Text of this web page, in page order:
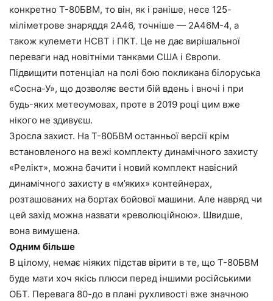
конкретно Т-80БВМ, то він, як і раніше, несе 125-
міліметрове знаряддя 2А46, точніше — 2А46М-4, а
також кулемети НСВТ і ПКТ. Це не дає вирішальної
переваги над новітніми танками США і Європи.
Підвищити потенціал на полі бою покликана білоруська
«Сосна-У», що дозволяє вести бій вдень і вночі і при
будь-яких метеоумовах, проте в 2019 році цим вже
нікого не здивуєш.
Зросла захист. На Т-80БВМ останньої версії крім
встановленого на вежі комплекту динамічного захисту
«Релікт», можна бачити і новий комплект навісний
динамічного захисту в «м’яких» контейнерах,
розташованих на бортах бойової машини. Але навряд чи
цей захід можна назвати «революційною». Швидше,
вона вимушена.
Одним більше
В цілому, немає ніяких підстав вірити в те, що Т-80БВМ
буде мати хоч якісь плюси перед іншими російськими
ОБТ. Перевага 80-до в плані рухливості вже значною